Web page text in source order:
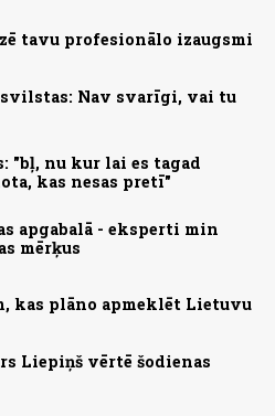
tavu profesionālo izaugsmi
Nav svarīgi, vai tu
"bļ, nu kur lai es tagad
kas nesas pretī"
apgabalā - eksperti min
mērķus
kas plāno apmeklēt Lietuvu
Liepiņš vērtē šodienas